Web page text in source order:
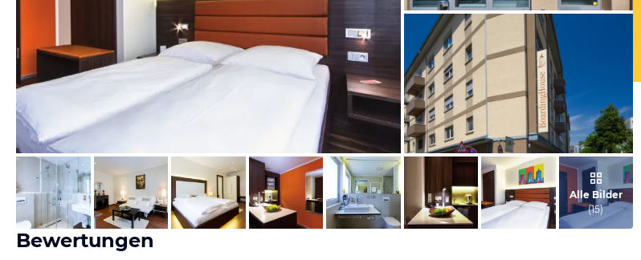
vom Hotelier, Juni 2013
vom Hotelier, Juni 2013
vom Hotelier, Juni 2013
Alle Bilder
(15)
Bewertungen